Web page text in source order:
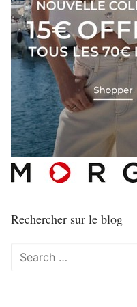
Rechercher sur le blog
Rechercher